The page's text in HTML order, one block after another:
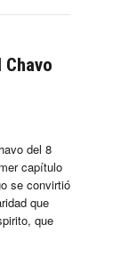
Chavo
del 8
capítulo
se convirtió
que
que